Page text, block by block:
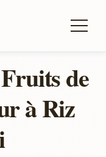
de
à Riz